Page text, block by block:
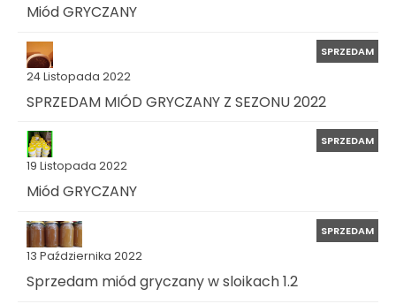
Miód GRYCZANY
24 Listopada 2022
SPRZEDAM
SPRZEDAM MIÓD GRYCZANY Z SEZONU 2022
19 Listopada 2022
SPRZEDAM
Miód GRYCZANY
13 Października 2022
SPRZEDAM
Sprzedam miód gryczany w sloikach 1.2